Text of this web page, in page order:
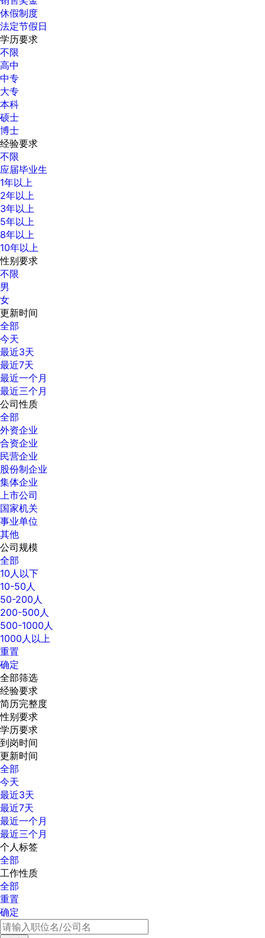
休假制度
法定节假日
学历要求
不限
高中
中专
大专
本科
硕士
博士
经验要求
不限
应届毕业生
1年以上
2年以上
3年以上
5年以上
8年以上
10年以上
性别要求
不限
男
女
更新时间
全部
今天
最近3天
最近7天
最近一个月
最近三个月
公司性质
全部
外资企业
合资企业
民营企业
股份制企业
集体企业
上市公司
国家机关
事业单位
其他
公司规模
全部
10人以下
10-50人
50-200人
200-500人
500-1000人
1000人以上
重置
确定
全部筛选
经验要求
简历完整度
性别要求
学历要求
到岗时间
更新时间
全部
今天
最近3天
最近7天
最近一个月
最近三个月
个人标签
全部
工作性质
全部
重置
确定